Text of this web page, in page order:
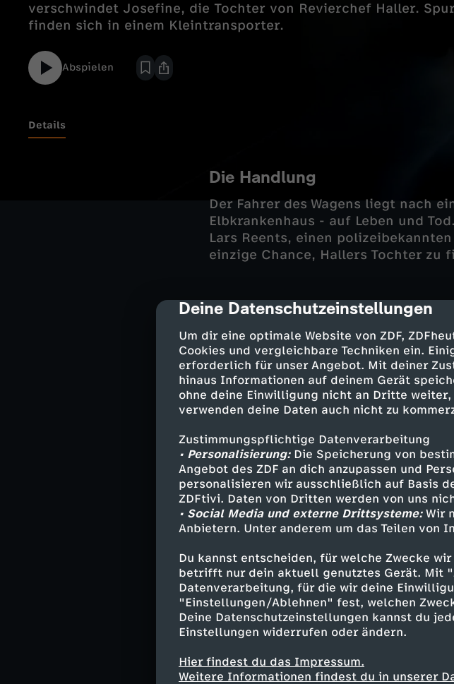
cmp-dialog-description
Deine Datenschutzeinstellungen
Um dir eine optimale Website von ZDF,
Cookies und vergleichbare Techniken ein.
erforderlich für unser Angebot. Mit deiner
hinaus Informationen auf deinem Gerät
ohne deine Einwilligung nicht an Dritte
verwenden deine Daten auch nicht zu
Zustimmungspflichtige Datenverarbeitung
• Personalisierung:Die Speicherung von
Angebot des ZDF an dich anzupassen und
personalisieren wir ausschließlich auf Basis
ZDFtivi. Daten von Dritten werden von uns
• Social Media und externe Drittsysteme:Wir
Anbietern. Unter anderem um das Teilen von
Du kannst entscheiden, für welche Zwecke
betrifft nur dein aktuell genutztes Gerät. Mit
Datenverarbeitung, für die wir deine
"Einstellungen/Ablehnen" fest, welchen
Deine Datenschutzeinstellungen kannst du
Einstellungen widerrufen oder ändern.
Hier findest du das Impressum.
Weitere Informationen findest du in unserer
verschwindet Josefine, die Tochter von Revierchef Haller.
finden sich in einem Kleintransporter.
Abspielen
Details
Die Handlung
Der Fahrer des Wagens liegt nach
Elbkrankenhaus - auf Leben und
Lars Reents, einen
einzige Chance, Hallers Tochter zu
Für die Beamten im PK 21 wird die
Wettlauf gegen die Zeit. In einem
Drogengeld und Kokain nutzen
ausfindig zu machen, an dem
Darsteller
Melanie Hansen - Sanna Englund
Mattes Seeler - Matthias Schloo
Franzi Jung - Rhea Harder-
Hans Moor - Bruno F. Apitz
Wolf Haller - Hannes Hellmann
Dr. Jasmin Jonas - Gerit Kling
Dr. Philipp Haase - Fabian Harloff
Josefine Haller - Marie
Lars Reents - Antonio Wannek
Mads Groß - Nils Dörgeloh
Sören Lund - Maximilian Diehle
Gregor Ludwig - Michael Witte
und andere -